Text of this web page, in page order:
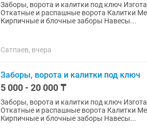
Заборы, ворота и калитки под ключ Изготавливаем и устанавливаем: Заборы жалюзи
Откатные и распашные ворота Калитки Металлические и комбинированные ограждения
Кирпичные и блочные заборы Навесы...
Сатпаев, вчера
Заборы, ворота и калитки под ключ
5 000 - 20 000 ₸
Заборы, ворота и калитки под ключ Изготавливаем и устанавливаем: Заборы жалюзи
Откатные и распашные ворота Калитки Металлические и комбинированные ограждения
Кирпичные и блочные заборы Навесы...